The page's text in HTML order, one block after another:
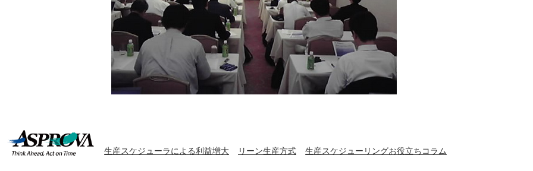
生産スケジューラによる利益増大 リーン生産方式 生産スケジューリングお役立ちコラム